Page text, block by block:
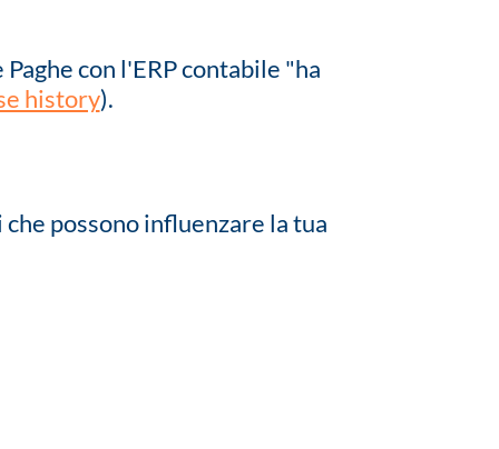
con l'ERP contabile "ha
history).
possono influenzare la tua